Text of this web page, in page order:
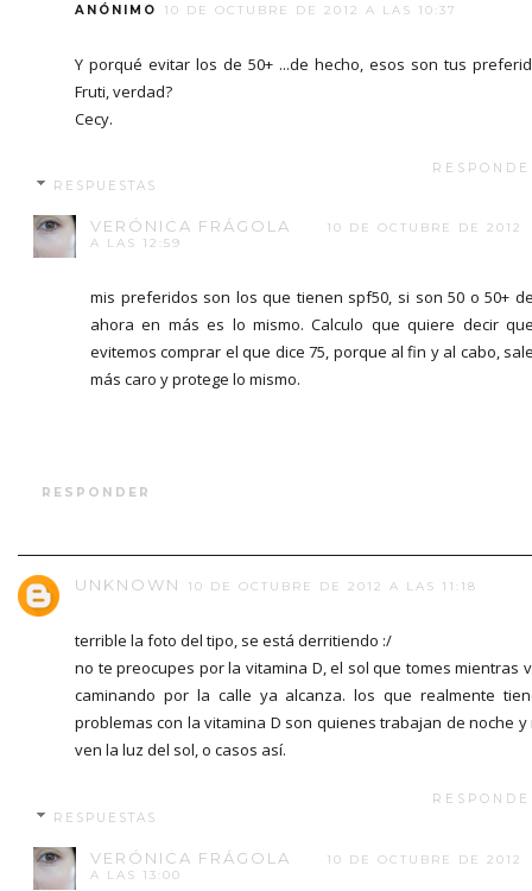
ANÓNIMO 10 DE OCTUBRE DE 2012 A LAS 10:37
Y porqué evitar los de 50+ ...de hecho, esos son tus
Fruti, verdad?
Cecy.
RESPUESTAS
VERÓNICA FRÁGOLA
10 DE OCTUBRE DE 2012
A LAS 12:59
mis preferidos son los que tienen spf50, si son 50 o 50+
ahora en más es lo mismo. Calculo que quiere decir
evitemos comprar el que dice 75, porque al fin y al cabo,
más caro y protege lo mismo.
RESPONDER
UNKNOWN 10 DE OCTUBRE DE 2012 A LAS 11:18
terrible la foto del tipo, se está derritiendo :/
no te preocupes por la vitamina D, el sol que tomes mientras
caminando por la calle ya alcanza. los que realmente
problemas con la vitamina D son quienes trabajan de noche y
ven la luz del sol, o casos así.
RESPUESTAS
VERÓNICA FRÁGOLA
10 DE OCTUBRE DE 2012
A LAS 13:00